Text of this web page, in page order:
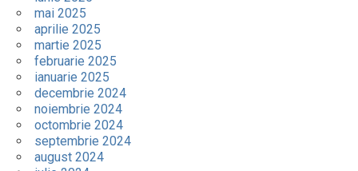
mai 2025
aprilie 2025
martie 2025
februarie 2025
ianuarie 2025
decembrie 2024
noiembrie 2024
octombrie 2024
septembrie 2024
august 2024